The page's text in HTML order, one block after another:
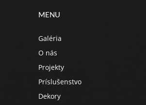
MENU
Galéria
O nás
Projekty
Príslušenstvo
Dekory